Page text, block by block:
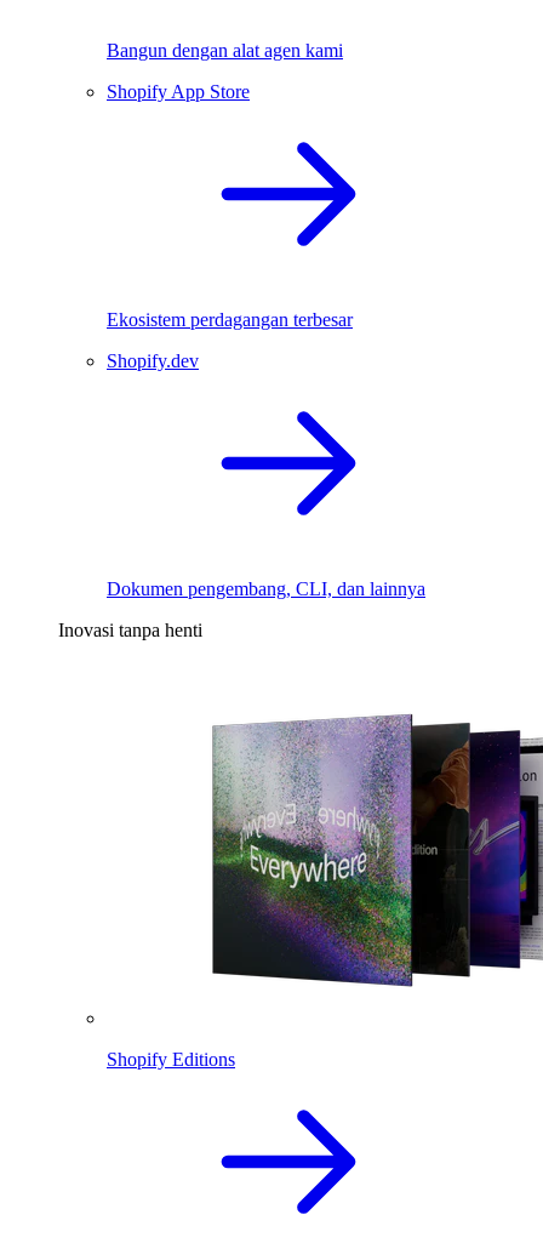
Bangun dengan alat agen kami
Shopify App Store
Ekosistem perdagangan terbesar
Shopify.dev
Dokumen pengembang, CLI, dan lainnya
Inovasi tanpa henti
Shopify Editions